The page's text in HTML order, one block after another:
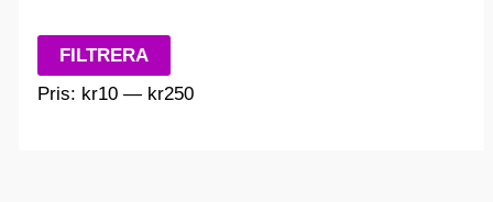
ia
FILTRERA
Pris: kr10 — kr250